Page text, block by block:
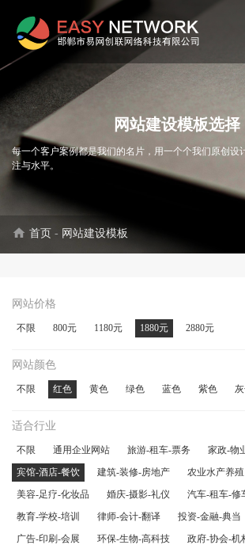
网站建设模板选择
每一个客户案例都是我们的名片，用一个个我们原创设
注与水平。
home 首页 - 网站建设模板
网站价格
不限 800元 1180元 1880元 2880元
网站颜色
不限 红色 黄色 绿色 蓝色 紫色
适合行业
不限 通用企业网站 旅游-租车-票务
家政-物
宾馆-酒店-餐饮
建筑-装修-房地产 农业水产养殖
美容-足疗-化妆品
婚庆-摄影-礼仪
汽车-租车-修
教育-学校-培训
律师-会计-翻译 投资-金融-典当
广告-印刷-会展
环保-生物-高科技
政府-协会-机